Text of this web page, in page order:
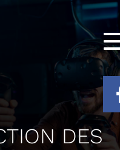
DES